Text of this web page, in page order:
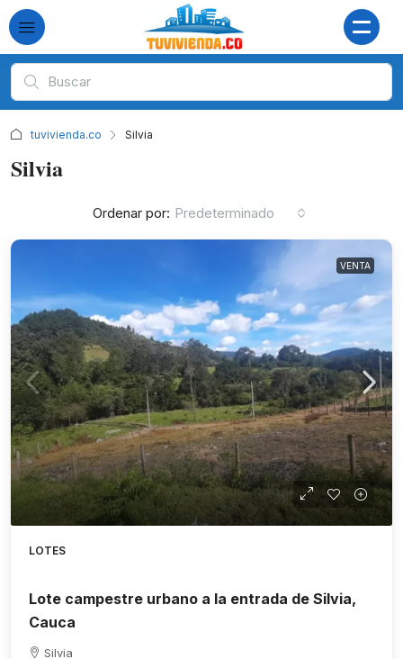
tuvivienda.co Silvia
Silvia
Ordenar por: Predeterminado
VENTA
LOTES
Lote campestre urbano a la entrada de Silvia,
Cauca
Silvia